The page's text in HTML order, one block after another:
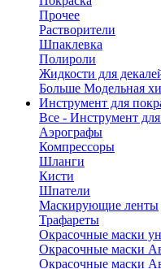
Прочее
Растворители
Шпаклевка
Полироли
Жидкости для
Больше Модельная
Инструмент для
Все - Инструмент
Аэрографы
Компрессоры
Шланги
Кисти
Шпатели
Маскирующие ленты
Трафареты
Окрасочные маски
Окрасочные маски
Окрасочные маски